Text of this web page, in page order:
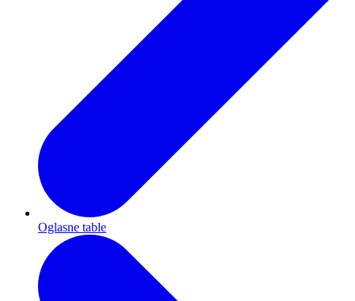
Oglasne table